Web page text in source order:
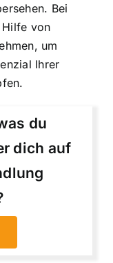
Bei
Hilfe von
um
Ihrer
du
dich auf